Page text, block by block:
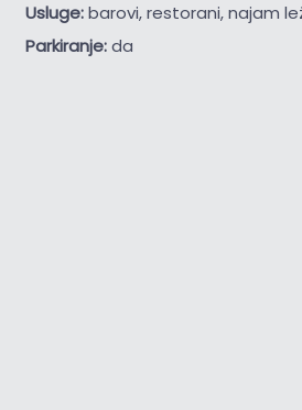
Usluge:barovi, restorani, najam
Parkiranje:da